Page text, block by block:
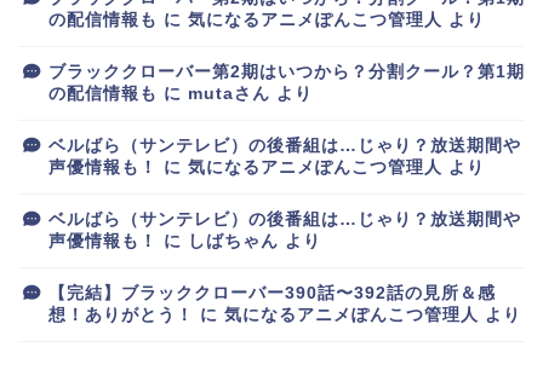
の配信情報も に 気になるアニメぽんこつ管理人 より
ブラッククローバー第2期はいつから？分割クール？第1期
の配信情報も に mutaさん より
ベルばら（サンテレビ）の後番組は…じゃり？放送期間や
声優情報も！
に 気になるアニメぽんこつ管理人 より
ベルばら（サンテレビ）の後番組は…じゃり？放送期間や
声優情報も！
に しばちゃん より
【完結】ブラッククローバー390話〜392話の見所＆感
想！ありがとう！
に 気になるアニメぽんこつ管理人 より